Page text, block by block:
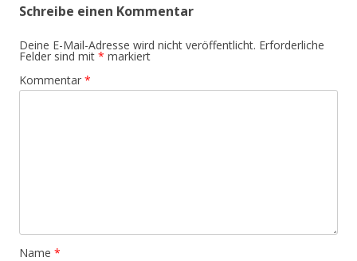
Schreibe einen Kommentar
Deine E-Mail-Adresse wird nicht veröffentlicht. Erforderliche
Felder sind mit * markiert
Kommentar *
Name *